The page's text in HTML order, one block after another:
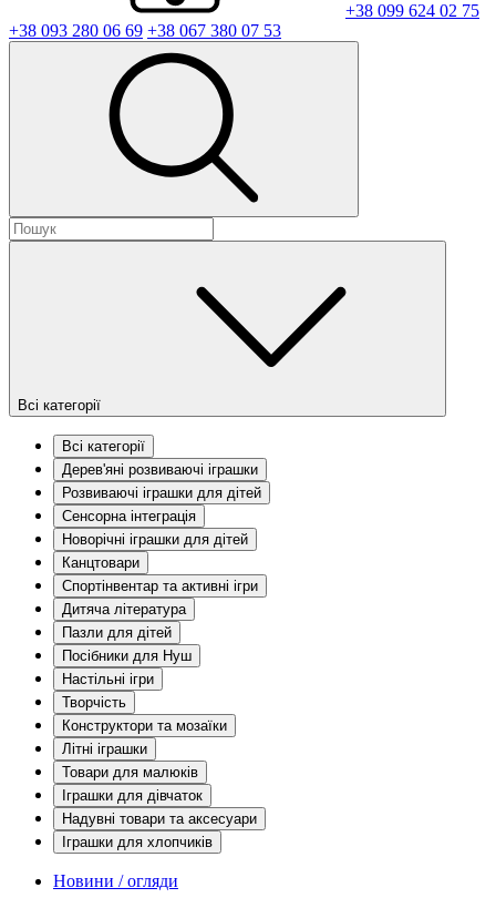
+38 099 624 02 75
+38 093 280 06 69 +38 067 380 07 53
Всі категорії
Всі категорії
Дерев'яні розвиваючі іграшки
Розвиваючі іграшки для дітей
Сенсорна інтеграція
Новорічні іграшки для дітей
Канцтовари
Спортінвентар та активні ігри
Дитяча література
Пазли для дітей
Посібники для Нуш
Настільні ігри
Творчість
Конструктори та мозаїки
Літні іграшки
Товари для малюків
Іграшки для дівчаток
Надувні товари та аксесуари
Іграшки для хлопчиків
Новини / огляди